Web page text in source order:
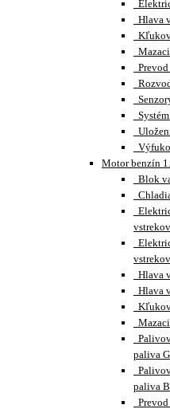
Hlava
Motor benzín
Blok
Hlava
Hlava
paliva
paliva